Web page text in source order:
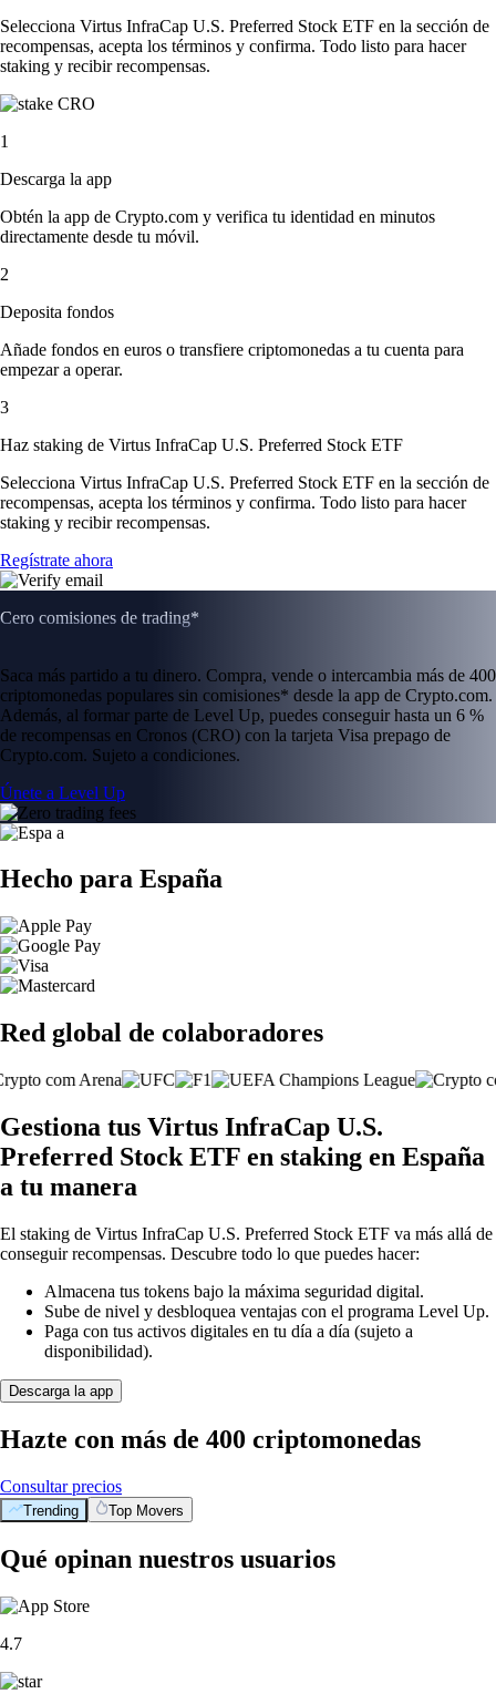
Selecciona Virtus InfraCap U.S. Preferred Stock ETF en la sección de
recompensas, acepta los términos y confirma. Todo listo para hacer
staking y recibir recompensas.
1
Descarga la app
Obtén la app de Crypto.com y verifica tu identidad en minutos
directamente desde tu móvil.
2
Deposita fondos
Añade fondos en euros o transfiere criptomonedas a tu cuenta para
empezar a operar.
3
Haz staking de Virtus InfraCap U.S. Preferred Stock ETF
Selecciona Virtus InfraCap U.S. Preferred Stock ETF en la sección de
recompensas, acepta los términos y confirma. Todo listo para hacer
staking y recibir recompensas.
Regístrate ahora
Cero comisiones de trading*
Saca más partido a tu dinero. Compra, vende o intercambia más de 400
criptomonedas populares sin comisiones* desde la app de Crypto.com.
Además, al formar parte de Level Up, puedes conseguir hasta un 6 %
de recompensas en Cronos (CRO) con la tarjeta Visa prepago de
Crypto.com. Sujeto a condiciones.
Únete a Level Up
Hecho para España
Red global de colaboradores
Gestiona tus Virtus InfraCap U.S.
Preferred Stock ETF en staking en España
a tu manera
El staking de Virtus InfraCap U.S. Preferred Stock ETF va más allá de
conseguir recompensas. Descubre todo lo que puedes hacer:
Almacena tus tokens bajo la máxima seguridad digital.
Sube de nivel y desbloquea ventajas con el programa Level Up.
Paga con tus activos digitales en tu día a día (sujeto a
disponibilidad).
Descarga la app
Hazte con más de 400 criptomonedas
Consultar precios
Trending Top Movers
Qué opinan nuestros usuarios
4.7